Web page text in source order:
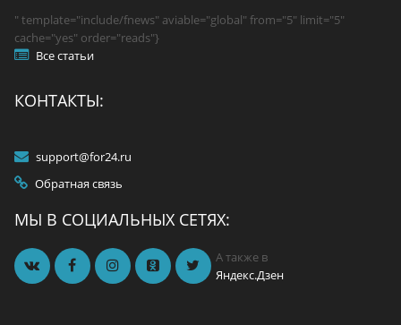
" template="include/fnews" aviable="global" from="5" limit="5"
cache="yes" order="reads"}
Все статьи
КОНТАКТЫ:
support@for24.ru
Обратная связь
МЫ В СОЦИАЛЬНЫХ СЕТЯХ:
А также в
Яндекс.Дзен